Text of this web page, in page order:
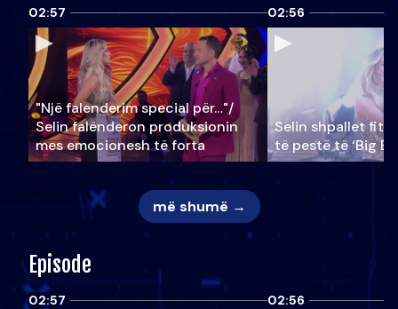
02:57
"Një falenderim special për…"/
Selin falënderon produksionin
mes emocionesh të forta
02:56
Selin shpallet
të pestë të ‘Big
më shumë →
Episode
02:57 02:56